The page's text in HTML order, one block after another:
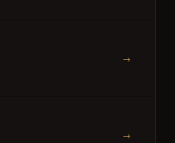
→
→